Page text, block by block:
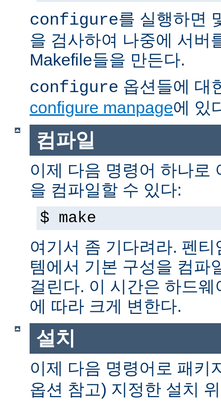
configure를 실행하면
을 검사하여 나중에 서버
Makefile들을 만든다.
configure 옵션들에 대
configure manpage에 있
컴파일
이제 다음 명령어 하나로
을 컴파일할 수 있다:
$ make
여기서 좀 기다려라. 펜
템에서 기본 구성을 컴파
걸린다. 이 시간은 하드
에 따라 크게 변한다.
설치
이제 다음 명령어로 패키
옵션 참고) 지정한 설치